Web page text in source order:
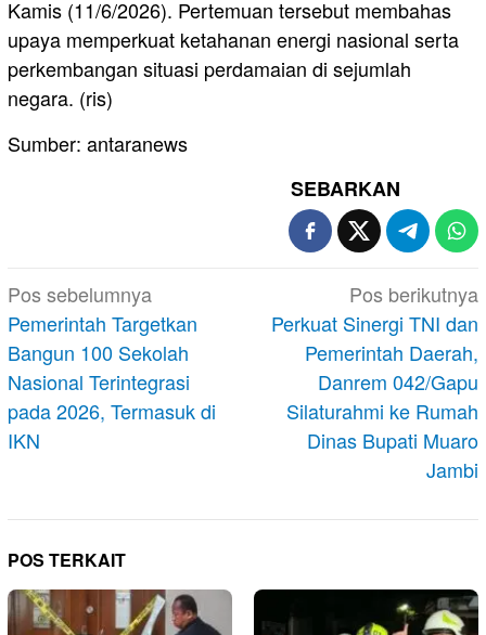
Kamis (11/6/2026). Pertemuan tersebut membahas
upaya memperkuat ketahanan energi nasional serta
perkembangan situasi perdamaian di sejumlah
negara. (ris)
Sumber: antaranews
SEBARKAN
Navigasi
pos
Pos sebelumnya
Pemerintah Targetkan
Bangun 100 Sekolah
Nasional Terintegrasi
pada 2026, Termasuk di
IKN
Pos berikutnya
Perkuat Sinergi TNI dan
Pemerintah Daerah,
Danrem 042/Gapu
Silaturahmi ke Rumah
Dinas Bupati Muaro
Jambi
POS TERKAIT